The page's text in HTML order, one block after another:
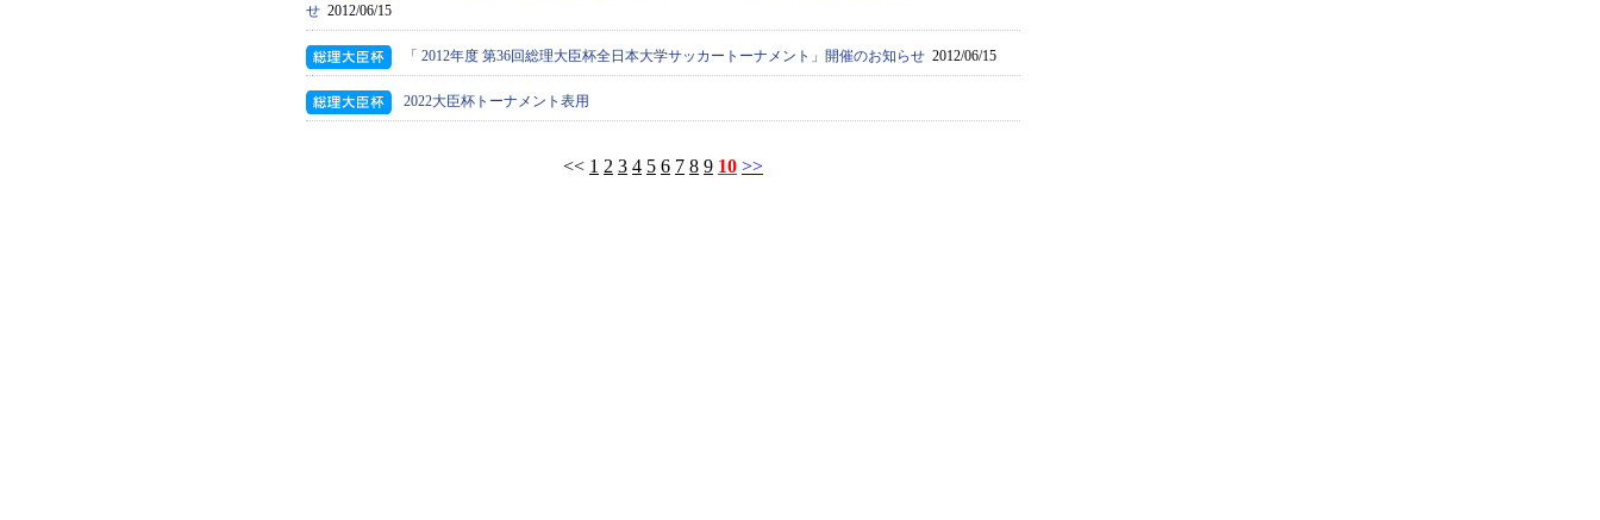
せ 2012/06/15
「 2012年度 第36回総理大臣杯全日本大学サッカートーナメント」開催のお知らせ 2012/06/15
2022大臣杯トーナメント表用
<< 1 2 3 4 5 6 7 8 9 10 >>